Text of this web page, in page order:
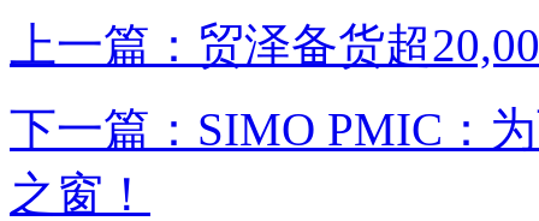
上一篇：贸泽备货超
下一篇：SIMO PMIC：
之窗！